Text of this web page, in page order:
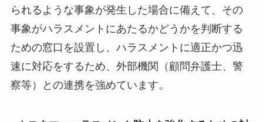
られるような事象が発生した場合に備えて、その
事象がハラスメントにあたるかどうかを判断する
ための窓口を設置し、ハラスメントに適正かつ迅
速に対応をするため、外部機関（顧問弁護士、警
察等）との連携を強めています。